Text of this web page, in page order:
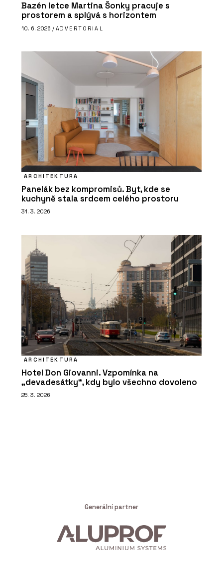
Bazén letce Martina Šonky pracuje s
prostorem a splývá s horizontem
10. 6. 2026 / ADVERTORIAL
ARCHITEKTURA
Panelák bez kompromisů. Byt, kde se
kuchyně stala srdcem celého prostoru
31. 3. 2026
ARCHITEKTURA
Hotel Don Giovanni. Vzpomínka na
„devadesátky“, kdy bylo všechno dovoleno
25. 3. 2026
Generální partner